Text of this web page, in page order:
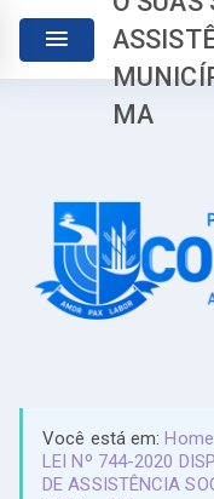
MA
Você está em:Home
LEI Nº 744-2020
DE ASSISTÊNCIA